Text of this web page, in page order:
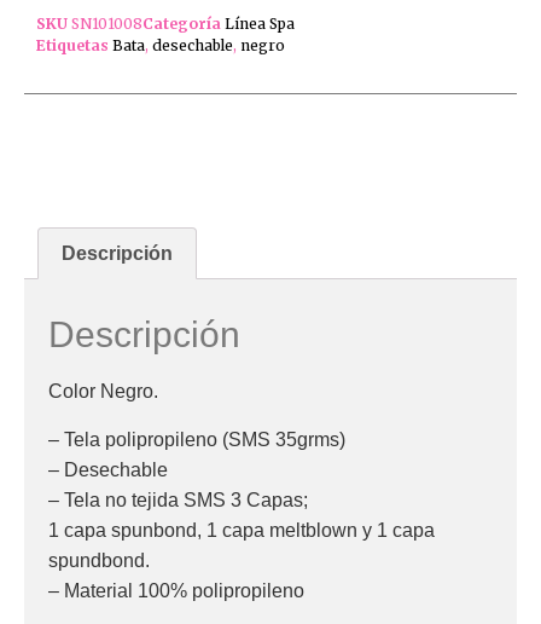
SKU SN101008Categoría Línea Spa
Etiquetas Bata, desechable, negro
Descripción
Descripción
Color Negro.
– Tela polipropileno (SMS 35grms)
– Desechable
– Tela no tejida SMS 3 Capas;
1 capa spunbond, 1 capa meltblown y 1 capa
spundbond.
– Material 100% polipropileno